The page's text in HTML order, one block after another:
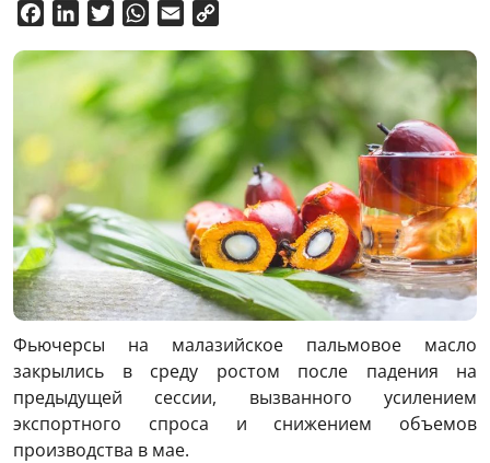
FacebookLinkedInTwitterWhatsApp
Email
Фьючерсы на малазийское пальмовое масло
закрылись в среду ростом после падения на
предыдущей сессии, вызванного усилением
экспортного спроса и снижением объемов
производства в мае.